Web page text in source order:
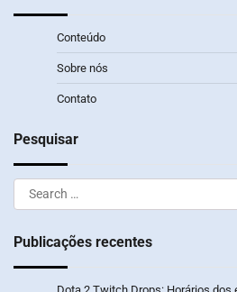
Conteúdo
Sobre nós
Contato
Pesquisar
Search
for:
Publicações recentes